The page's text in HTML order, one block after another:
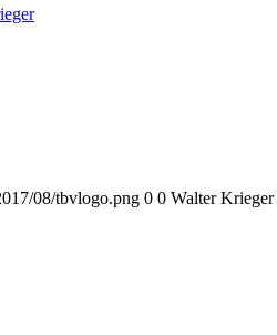
08/tbvlogo.png 0 0 Walter Krieger